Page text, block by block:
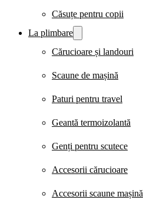
Căsuțe pentru copii
La plimbare
Cărucioare și landouri
Scaune de mașină
Paturi pentru travel
Geantă termoizolantă
Genți pentru scutece
Accesorii cărucioare
Accesorii scaune mașină